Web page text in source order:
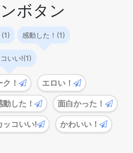
ボタン
感動した！(1)
いい!(1)
！ エロい！
動した！ 面白かった！
ッコいい! かわいい！